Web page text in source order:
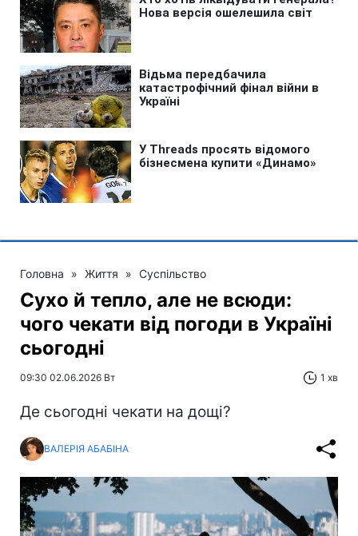
Головна » Життя » Суспільство
Сухо й тепло, але не всюди:
чого чекати від погоди в Україні
сьогодні
09:30 02.06.2026 Вт 1 хв
Де сьогодні чекати на дощі?
ВАЛЕРІЯ АБАБІНА